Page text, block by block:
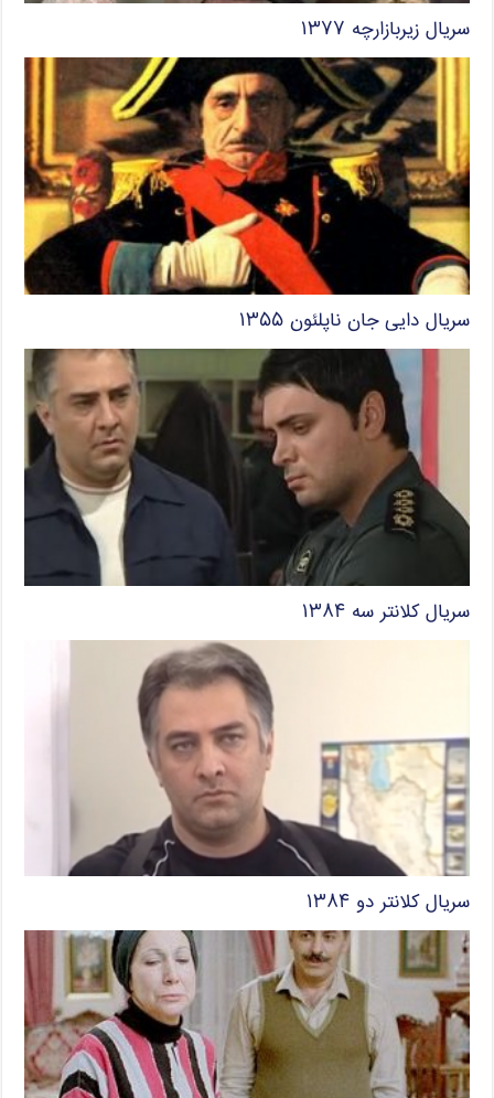
سریال زیربازارچه ۱۳۷۷
سریال دایی جان ناپلئون ۱۳۵۵
سریال کلانتر سه ۱۳۸۴
سریال کلانتر دو ۱۳۸۴